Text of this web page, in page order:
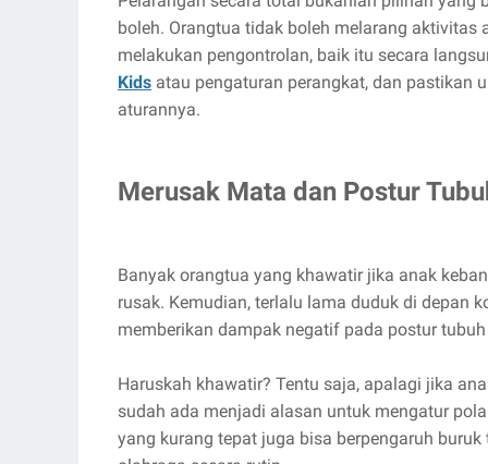
boleh. Orangtua tidak boleh melarang
melakukan pengontrolan, baik itu secara
Kids atau pengaturan perangkat, dan pastikan
aturannya.
Merusak Mata dan Postur
Banyak orangtua yang khawatir jika anak
rusak. Kemudian, terlalu lama duduk di depan
memberikan dampak negatif pada postur
Haruskah khawatir? Tentu saja, apalagi jika
sudah ada menjadi alasan untuk mengatur
yang kurang tepat juga bisa berpengaruh